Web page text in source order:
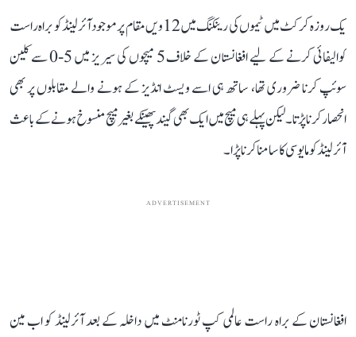
یک روزہ کرکٹ میں ٹیموں کی رینکنگ میں 12ویں مقام پر موجود آئرلینڈ کو براہ راست
کوالیفائی کرنے کے لیے افغانستان کے خلاف 5 میچوں کی سیریز میں 5-0 سے کلین
سوئپ کرنا ضروری تھا، ساتھ ہی اسے ویسٹ انڈیز کے ہونے والے مقابلوں پر بھی
انحصار کرنا پڑتا۔ لیکن پہلے ہی میچ میں ایک بھی گیند پھینکے بغیر میچ منسوخ ہونے کے باعث
آئرلینڈ کو مایوسی کا سامنا کرنا پڑا۔
ADVERTISEMENT
افغانستان کے براہ راست عالمی کپ ٹورنامنٹ میں داخلہ کے بعد آئرلینڈ کو اب مین